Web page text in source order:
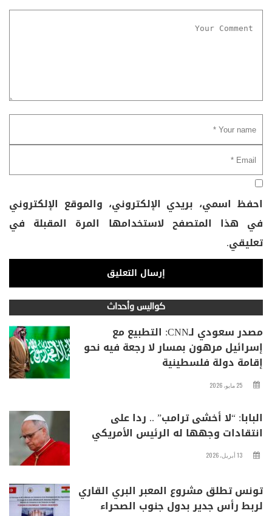
احفظ اسمي، بريدي الإلكتروني، والموقع الإلكتروني
في هذا المتصفح لاستخدامها المرة المقبلة في
تعليقي.
كواليس وأحداث
مصدر سعودي لـCNN: التطبيع مع
إسرائيل مرهون بمسار لا رجعة فيه نحو
إقامة دولة فلسطينية
25 مايو، 2026
البابا: “لا أخشى ترامب” .. ردا على
انتقادات وجهها له الرئيس الأمريكي
13 أبريل، 2026
تونس تطلق مشروع المعبر البري القاري
لربط رأس جدير بدول جنوب الصحراء